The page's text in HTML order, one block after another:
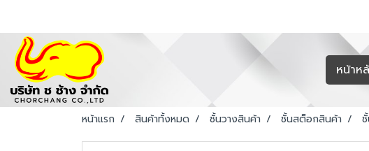
หน้าห
หน้าแรก สินค้าทั้งหมด ชั้นวางสินค้า ชั้นสต็อกสินค้า